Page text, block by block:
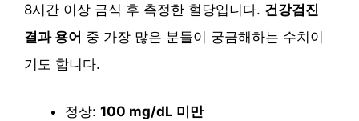
8시간 이상 금식 후 측정한 혈당입니다. 건강검진
결과 용어 중 가장 많은 분들이 궁금해하는 수치이
기도 합니다.
정상: 100 mg/dL 미만